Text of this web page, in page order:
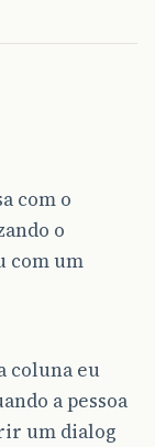
com o
o
com um
coluna eu
a pessoa
um dialog